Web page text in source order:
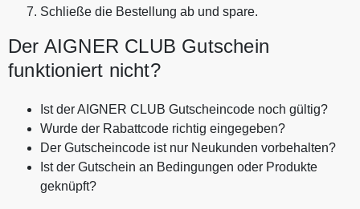
Schließe die Bestellung ab und spare.
Der AIGNER CLUB Gutschein
funktioniert nicht?
Ist der AIGNER CLUB Gutscheincode noch gültig?
Wurde der Rabattcode richtig eingegeben?
Der Gutscheincode ist nur Neukunden vorbehalten?
Ist der Gutschein an Bedingungen oder Produkte
geknüpft?